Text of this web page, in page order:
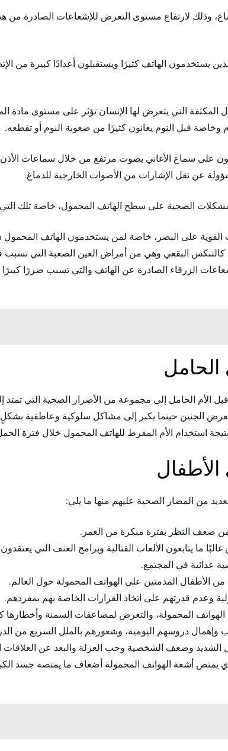
وذلك لارتفاع مستوى التعرض للإشعاعات الصادرة من
يستخدمون الهاتف كثيرًا ويستقبلون أعدادًا كبيرة من
المكثفة التي يتعرض لها الإنسان تؤثر على مستوى مادة
وخاصة قبل النوم يعانون كثيرًا من صعوبة النوم أو تقطعه.
على سماع الأغاني بصوت مرتفع من خلال سماعات الأذن
عن نقل الإشارات من الأصوات الخارجية للدماغ.
الصحية على سطح الهاتف المحمول، خاصة تلك
القوية على البصر، خاصة لمن يستخدمون الهاتف المحمول
البقعي وهي من أمراض العين الصعبة التي تسبب
الزرقاء الصادرة عن الهاتف والتي تسبب ضررًا
الأم الحامل إلى مجموعة من الأضرار الصحية التي
الجنين حينما يكبر إلى مشاكل سلوكية وعاطفية
استخدام الأم المفرط للهاتف المحمول خلال فترة
من المضار الصحية عليهم منها ما يلي:
من ضعف النظر بفترة مبكرة من العمر.
ما يتابعون الألعاب القتالية وبرامج العنف التي
في المجتمع.
من الأطفال المدمنين على الهواتف المحمولة حول العالم.
وعدم قدرتهم على اتخاذ القرارات الخاصة بهم بمفردهم.
المحمولة، والتعرض لمضاعفات السمنة
وإهمال دروسهم اليومية، وشعورهم بالملل السريع من
الشديد وضعف الشخصية وحب العزلة والبعد عن العلاقات
يمتص أشعة الهواتف المحمولة أضعاف ما يمتصه جسد